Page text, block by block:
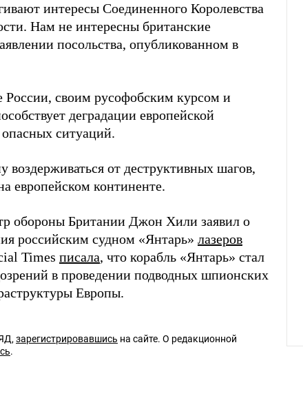
интересы Соединенного Королевства
Нам не интересны британские
посольства, опубликованном в
своим русофобским курсом и
деградации европейской
опасных ситуаций.
от деструктивных шагов,
европейском континенте.
обороны Британии Джон Хили заявил о
российским судном «Янтарь» лазеров
Times писала, что корабль «Янтарь» стал
в проведении подводных шпионских
Европы.
зарегистрировавшись на сайте. О редакционной
.